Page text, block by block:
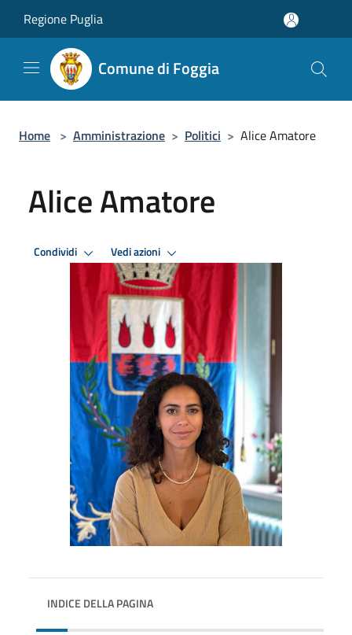
Regione Puglia
Comune di Foggia
Home > Amministrazione > Politici > Alice Amatore
Alice Amatore
Condividi Vedi azioni
INDICE DELLA PAGINA